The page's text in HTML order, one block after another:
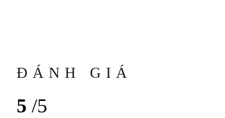
ĐÁNH GIÁ
5 /5